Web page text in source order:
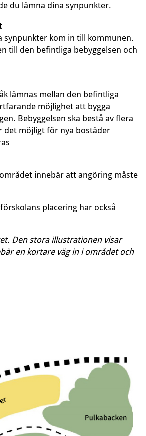
du lämna dina synpunkter.
synpunkter kom in till kommunen.
till den befintliga bebyggelsen och
lämnas mellan den befintliga
möjlighet att bygga
Bebyggelsen ska bestå av flera
det möjligt för nya bostäder
innebär att angöring måste
placering har också
Den stora illustrationen visar
en kortare väg in i området och